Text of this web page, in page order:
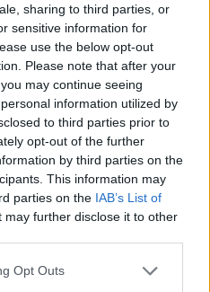
sharing to third parties, or
sensitive information for
use the below opt-out
Please note that after your
may continue seeing
information utilized by
to third parties prior to
opt-out of the further
by third parties on the
This information may
parties on the IAB’s List of
may further disclose it to other
Opt Outs
shkolla, i mituri shpëton
mrekullisht
Dita e tetë e protestës në
Divjakë, banorët
refuzojnë bashkimin me
Lushnjen